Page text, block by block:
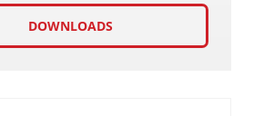
DOWNLOADS